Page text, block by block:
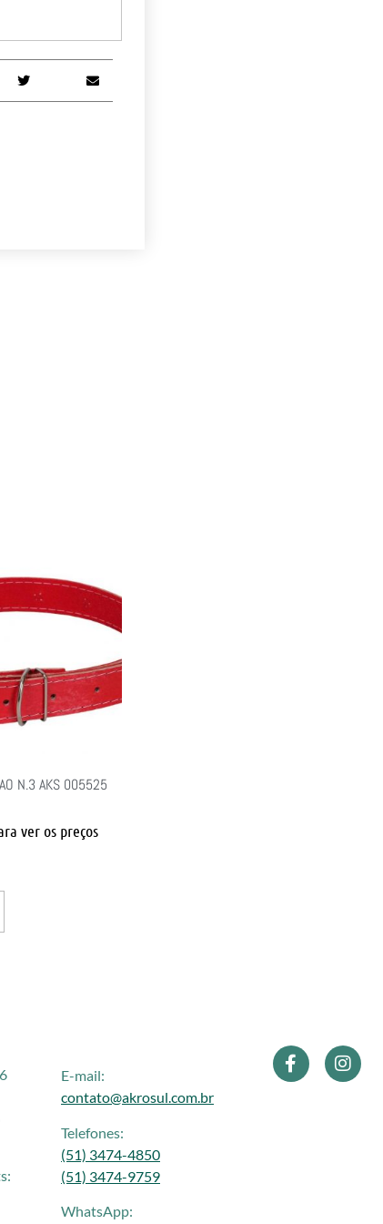
N.3 AKS 005525
ver os preços
E-mail:
contato@akrosul.com.br
Telefones:
(51) 3474-4850
(51) 3474-9759
WhatsApp: